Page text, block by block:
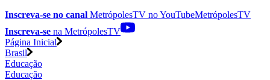
Inscreva-se no canal MetrópolesTV noYouTubeMetrópolesTV
Inscreva-se na MetrópolesTV
Página Inicial
Brasil
Educação
Educação